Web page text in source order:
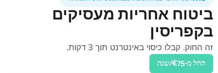
ביטוח אחריות מעסיקים
בקפריסין
זה החוק. קבלו כיסוי באינטרנט תוך 3 דקות.
החל מ-‎€75‎/שנה